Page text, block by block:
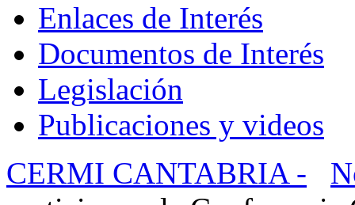
Enlaces de Interés
Documentos de Interés
Legislación
Publicaciones y videos
CERMI CANTABRIA -